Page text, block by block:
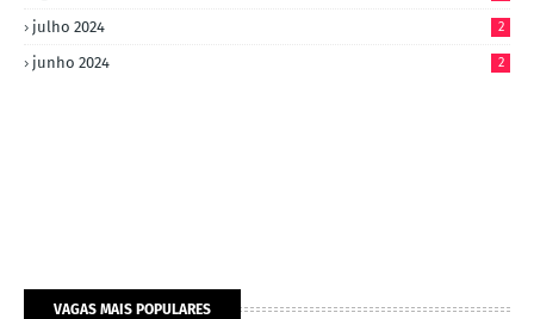
julho 2024 2
junho 2024 2
VAGAS MAIS POPULARES